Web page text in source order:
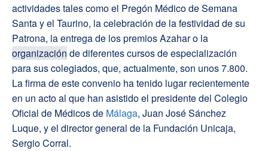
actividades tales como el Pregón Médico de Semana
Santa y el Taurino, la celebración de la festividad de su
Patrona, la entrega de los premios Azahar o la
organización de diferentes cursos de especialización
para sus colegiados, que, actualmente, son unos 7.800.
La firma de este convenio ha tenido lugar recientemente
en un acto al que han asistido el presidente del Colegio
Oficial de Médicos de Málaga, Juan José Sánchez
Luque, y el director general de la Fundación Unicaja,
Sergio Corral.